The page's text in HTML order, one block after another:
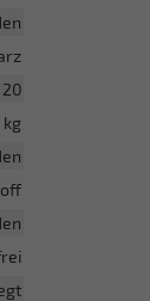
20
kg